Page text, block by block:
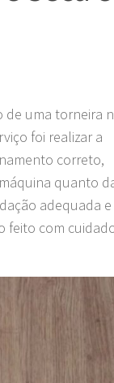
de uma torneira
foi realizar a
correto,
quanto
adequada e
feito com